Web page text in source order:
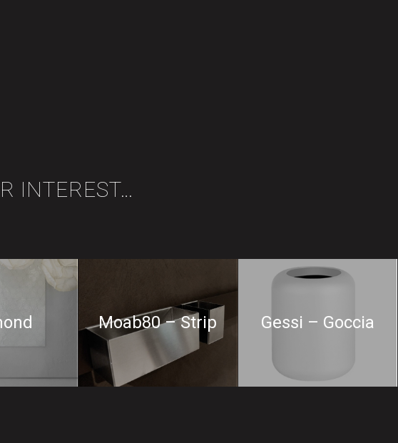
INTEREST…
Moab80 – Strip Gessi – Goccia